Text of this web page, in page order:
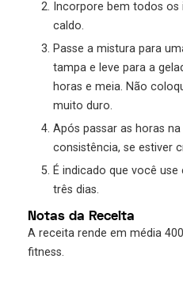
caldo.
Passe a mistura para uma tigela ou tuppeware com
tampa e leve para a
horas e meia. Não
muito duro.
Após passar as horas na geladeira, verifique a
consistência, se estiver
É indicado que você use esta receita em no máximo
três dias.
Notas da Receita
A receita rende em média 400ml de leite condensado
fitness.